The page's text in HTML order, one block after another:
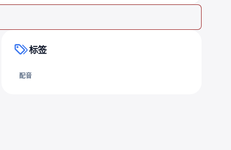
标签
配音